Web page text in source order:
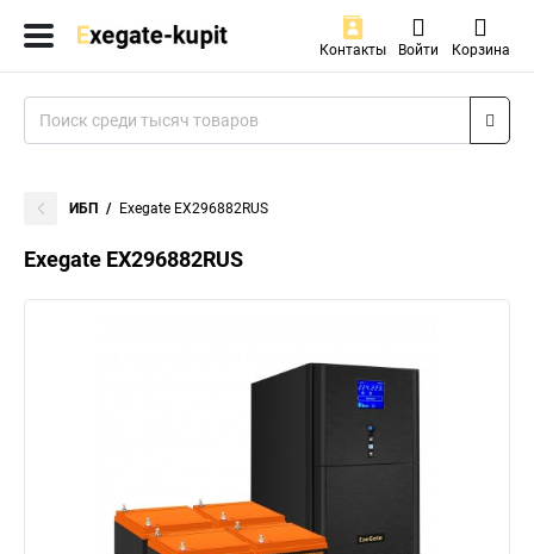
Контакты Войти Корзина
ИБП Exegate EX296882RUS
Exegate EX296882RUS